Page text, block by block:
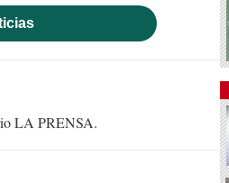
LA PRENSA.